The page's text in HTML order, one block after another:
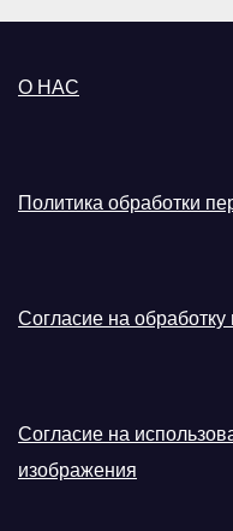
О НАС
Политика обработки
Согласие на
Согласие на
изображения